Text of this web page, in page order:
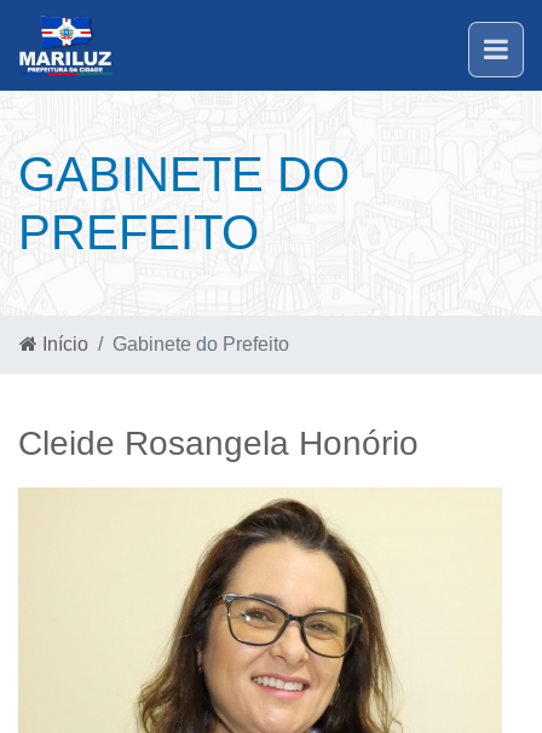
GABINETE DO
PREFEITO
Início Gabinete do Prefeito
Cleide Rosangela Honório